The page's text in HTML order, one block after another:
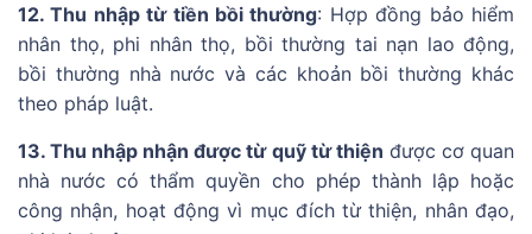
12. Thu nhập từ tiền bồi thường: Hợp đồng bảo hiểm
nhân thọ, phi nhân thọ, bồi thường tai nạn lao động,
bồi thường nhà nước và các khoản bồi thường khác
theo pháp luật.
13. Thu nhập nhận được từ quỹ từ thiện được cơ quan
nhà nước có thẩm quyền cho phép thành lập hoặc
công nhận, hoạt động vì mục đích từ thiện, nhân đạo,